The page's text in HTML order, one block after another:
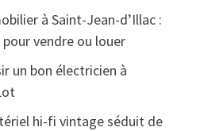
à Saint-Jean-d’Illac :
vendre ou louer
un bon électricien à
hi-fi vintage séduit de